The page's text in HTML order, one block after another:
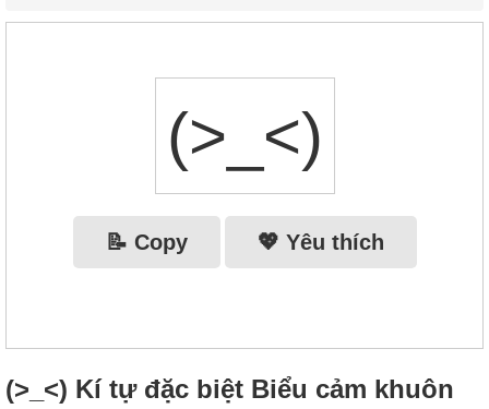
(>_<)
📝 Copy 💖 Yêu thích
(>_<) Kí tự đặc biệt Biểu cảm khuôn